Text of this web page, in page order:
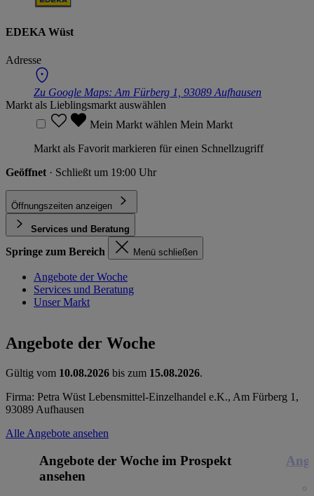
EDEKA Wüst
Adresse
Zu Google Maps: Am Fürberg 1, 93089 Aufhausen
Markt als Lieblingsmarkt auswählen
Mein Markt wählen Mein Markt
Markt als Favorit markieren für einen Schnellzugriff
Geöffnet · Schließt um 19:00 Uhr
Öffnungszeiten anzeigen
Services und Beratung
Springe zum Bereich Menü schließen
Angebote der Woche
Services und Beratung
Unser Markt
Angebote der Woche
Gültig vom 10.08.2026 bis zum 15.08.2026.
Firma: Petra Wüst Lebensmittel-Einzelhandel e.K., Am Fürberg 1,
93089 Aufhausen
Alle Angebote ansehen
Angebote der Woche im Prospekt
ansehen